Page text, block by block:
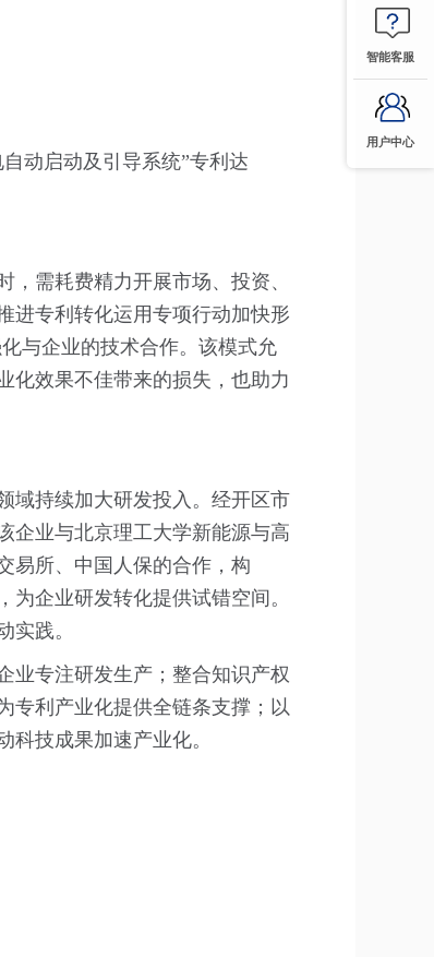
动启动及引导系统”专利达
需耗费精力开展市场、投资、
进专利转化运用专项行动加快形
与企业的技术合作。该模式允
化效果不佳带来的损失，也助力
域持续加大研发投入。经开区市
企业与北京理工大学新能源与高
易所、中国人保的合作，构
企业研发转化提供试错空间。
实践。
业专注研发生产；整合知识产权
专利产业化提供全链条支撑；以
技成果加速产业化。
智能客服
用户中心